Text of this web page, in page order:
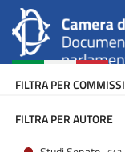
FILTRA PER
FILTRA PER AUTORE